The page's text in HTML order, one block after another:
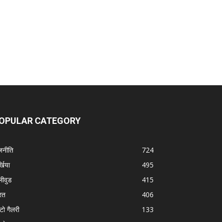
CATEGORY
724
495
415
406
गैलरी
133